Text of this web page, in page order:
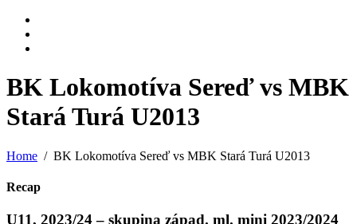
BK Lokomotíva Sereď vs MBK
Stará Turá U2013
Home BK Lokomotíva Sereď vs MBK Stará Turá U2013
Recap
U11, 2023/24 – skupina západ. ml. mini 2023/2024